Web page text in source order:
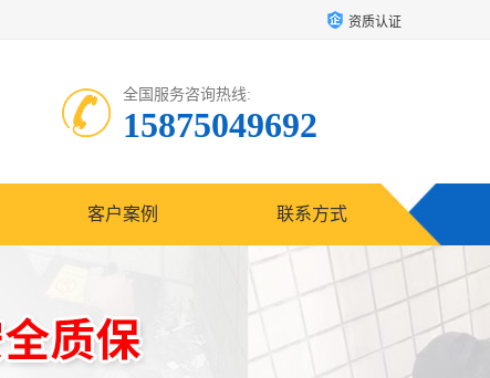
资质认证
全国服务咨询热线:
15875049692
客户案例 联系方式